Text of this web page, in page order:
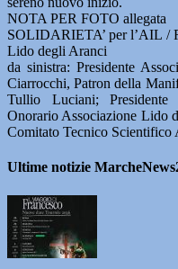
NOTA PER FOTO allegata
SOLIDARIETA’ per l’AIL /
Lido degli Aranci
da sinistra: Presidente
Ciarrocchi, Patron della
Tullio Luciani;
Onorario Associazione Lido
Comitato Tecnico
Ultime notizie